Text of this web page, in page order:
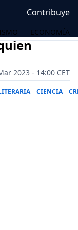
Contribuye
ECONOMÍA
2023 - 14:00 CET
CIENCIA